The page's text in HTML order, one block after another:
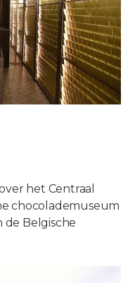
het Centraal
chocolademuseum
de Belgische